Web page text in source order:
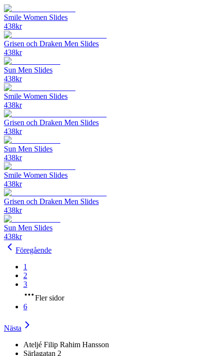
Smile Women Slides
438kr
Grisen och Draken Men Slides
438kr
Sun Men Slides
438kr
Smile Women Slides
438kr
Grisen och Draken Men Slides
438kr
Sun Men Slides
438kr
Smile Women Slides
438kr
Grisen och Draken Men Slides
438kr
Sun Men Slides
438kr
Föregående
1
2
3
Fler sidor
6
Nästa
Ateljé Filip Rahim Hansson
Särlagatan 2